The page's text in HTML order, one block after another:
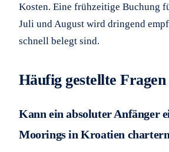
Kosten. Eine frühzeitige Buchung
Juli und August wird dringend
schnell belegt sind.
Häufig gestellte Fragen
Kann ein absoluter Anfänger
Moorings in Kroatien